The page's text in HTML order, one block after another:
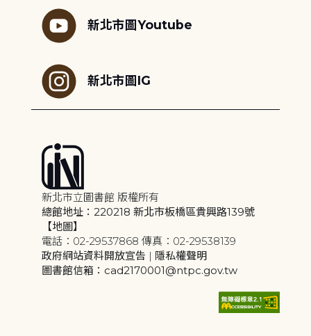
新北市圖Youtube
新北市圖IG
新北市立圖書館 版權所有
總館地址：220218 新北市板橋區貴興路139號
【地圖】
電話：02-29537868 傳真：02-29538139
政府網站資料開放宣告 | 隱私權聲明
圖書館信箱：cad2170001@ntpc.gov.tw